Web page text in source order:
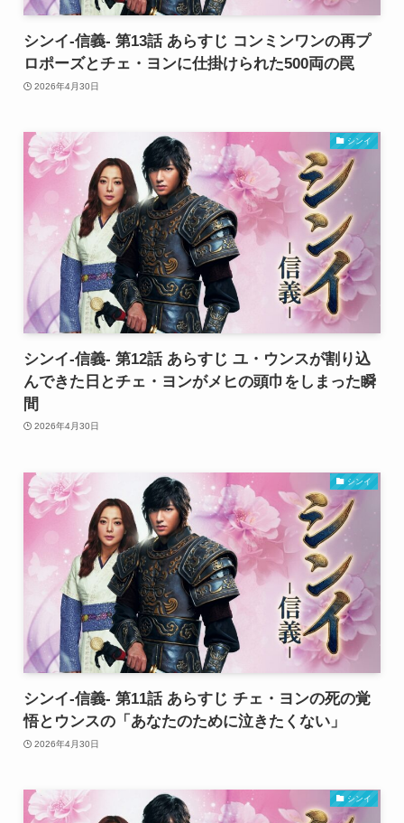
シンイ-信義- 第13話 あらすじ コンミンワンの再プ
ロポーズとチェ・ヨンに仕掛けられた500両の罠
2026年4月30日
シンイ
シンイ-信義- 第12話 あらすじ ユ・ウンスが割り込
んできた日とチェ・ヨンがメヒの頭巾をしまった瞬
間
2026年4月30日
シンイ
シンイ-信義- 第11話 あらすじ チェ・ヨンの死の覚
悟とウンスの「あなたのために泣きたくない」
2026年4月30日
シンイ